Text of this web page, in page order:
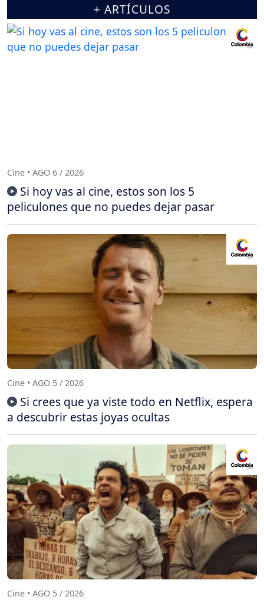
+ ARTÍCULOS
Cine • AGO 6 / 2026
Si hoy vas al cine, estos son los 5
peliculones que no puedes dejar pasar
Cine • AGO 5 / 2026
Si crees que ya viste todo en Netflix, espera
a descubrir estas joyas ocultas
Cine • AGO 5 / 2026